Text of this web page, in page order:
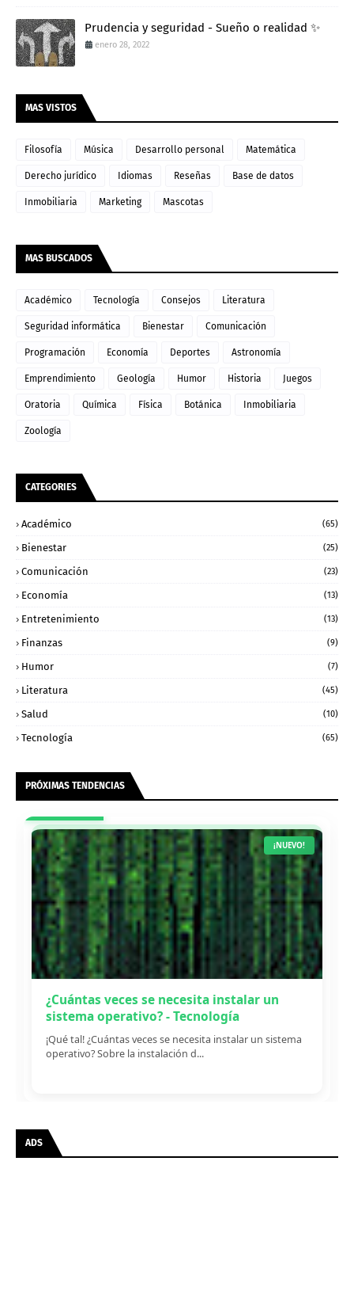
Prudencia y seguridad - Sueño o realidad ✨
enero 28, 2022
MAS VISTOS
Filosofía Música Desarrollo personal Matemática
Derecho jurídico Idiomas Reseñas Base de datos
Inmobiliaria Marketing Mascotas
MAS BUSCADOS
Académico Tecnología Consejos Literatura
Seguridad informática Bienestar Comunicación
Programación Economía Deportes Astronomía
Emprendimiento Geología Humor Historia Juegos
Oratoria Química Física Botánica Inmobiliaria
Zoología
CATEGORIES
Académico (65)
Bienestar (25)
Comunicación (23)
Economía (13)
Entretenimiento (13)
Finanzas (9)
Humor (7)
Literatura (45)
Salud (10)
Tecnología (65)
PRÓXIMAS TENDENCIAS
¡NUEVO!
¿Cuántas veces se necesita instalar un
sistema operativo? - Tecnología
¡Qué tal! ¿Cuántas veces se necesita instalar un sistema
operativo? Sobre la instalación d...
ADS